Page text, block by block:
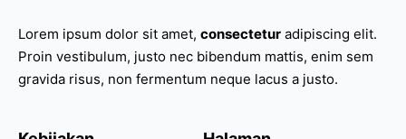
Lorem ipsum dolor sit amet, consectetur adipiscing elit.
Proin vestibulum, justo nec bibendum mattis, enim sem
gravida risus, non fermentum neque lacus a justo.